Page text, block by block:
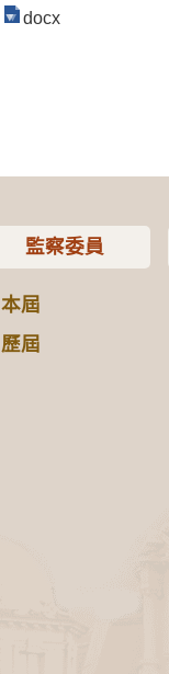
docx
監察委員
本屆
歷屆